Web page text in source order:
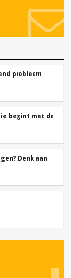
probleem
begint met de
Denk aan